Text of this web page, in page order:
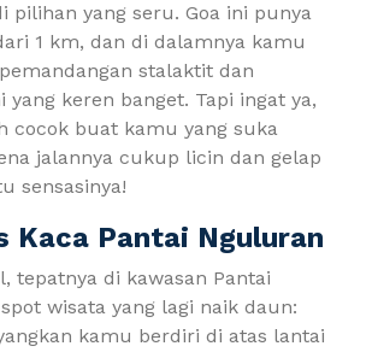
pilihan yang seru. Goa ini punya
1 km, dan di dalamnya kamu
stalaktit dan
keren banget. Tapi ingat ya,
cocok buat kamu yang suka
jalannya cukup licin dan gelap
sensasinya!
Kaca Pantai Nguluran
tepatnya di kawasan Pantai
wisata yang lagi naik daun:
kamu berdiri di atas lantai